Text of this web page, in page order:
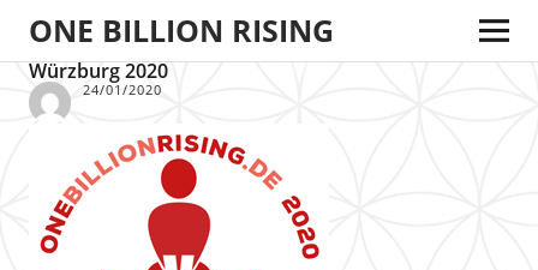
ONE BILLION RISING
Würzburg 2020
24/01/2020